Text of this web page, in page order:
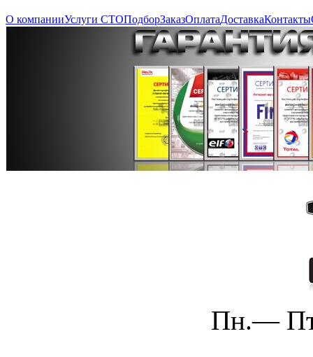
О компанииУслуги СТОПодборЗаказОплатаДоставкаКонтакты
Пн.—